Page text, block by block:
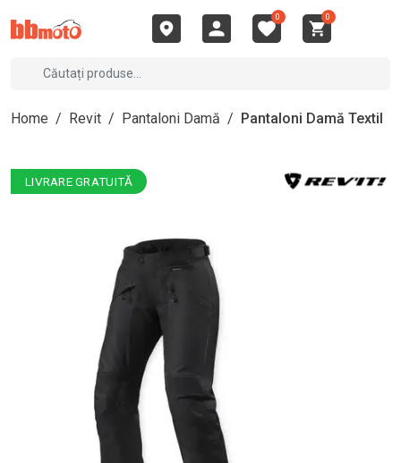
0 0
Home / Revit / Pantaloni Damă / Pantaloni Damă Textil
LIVRARE GRATUITĂ